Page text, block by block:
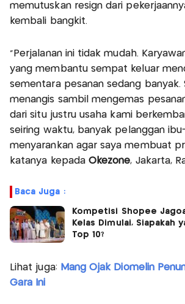
memutuskan resign dari
kembali bangkit.
"Perjalanan ini tidak mudah.
yang membantu sempat keluar
sementara pesanan sedang banyak.
menangis sambil mengemas
dari situ justru usaha kami
seiring waktu, banyak pelanggan
menyarankan agar saya membuat
katanya kepada Okezone, Jakarta,
Baca Juga :
Kompetisi Shopee
Kelas Dimulai, Siapakah
Top 10?
Lihat juga: Mang Ojak Diomelin
Gara Ini